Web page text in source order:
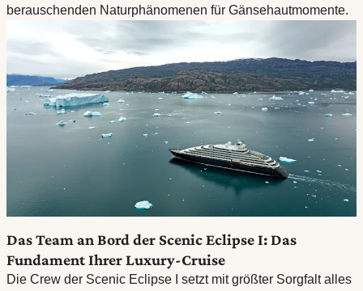
berauschenden Naturphänomenen für Gänsehautmomente.
Das Team an Bord der Scenic Eclipse I: Das
Fundament Ihrer Luxury-Cruise
Die Crew der Scenic Eclipse I setzt mit größter Sorgfalt alles